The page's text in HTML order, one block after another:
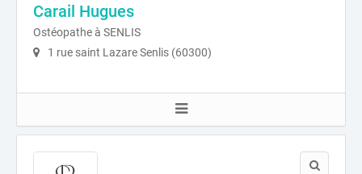
Carail Hugues
Ostéopathe à SENLIS
1 rue saint Lazare Senlis (60300)